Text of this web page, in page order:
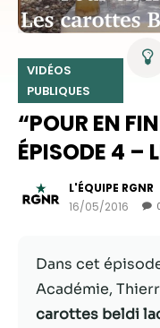
VIDÉOS
PUBLIQUES
“POUR EN
ÉPISODE 4 –
L'ÉQUIPE RGNR
16/05/2016
Dans cet
Académie,
carottes beldi